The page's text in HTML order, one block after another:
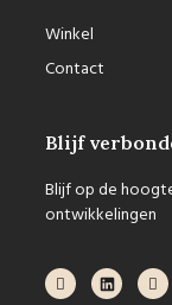
Winkel
Contact
Blijf
Blijf op de
ontwikkelingen